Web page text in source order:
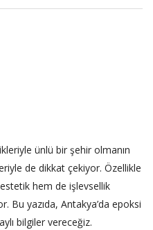
ünlü bir şehir olmanın
de dikkat çekiyor. Özellikle
hem de işlevsellik
Bu yazıda, Antakya’da epoksi
bilgiler vereceğiz.